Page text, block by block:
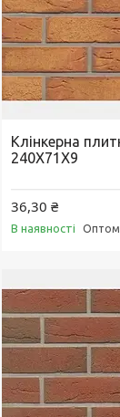
Купити
Клінкерна
240X71X9
36,30 ₴
В наявності Оптом